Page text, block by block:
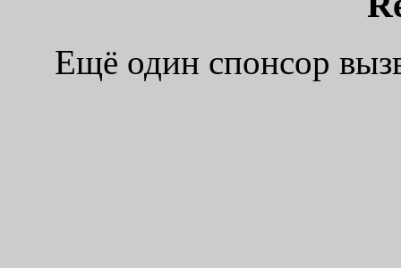
Ещё один спонсор